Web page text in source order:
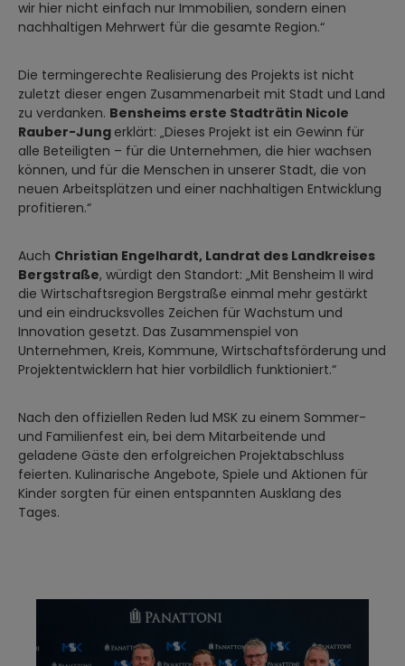
wir hier nicht einfach nur Immobilien, sondern einen
nachhaltigen Mehrwert für die gesamte Region.“
Die termingerechte Realisierung des Projekts ist nicht
zuletzt dieser engen Zusammenarbeit mit Stadt und Land
zu verdanken. Bensheims erste Stadträtin Nicole
Rauber-Jung erklärt: „Dieses Projekt ist ein Gewinn für
alle Beteiligten – für die Unternehmen, die hier wachsen
können, und für die Menschen in unserer Stadt, die von
neuen Arbeitsplätzen und einer nachhaltigen Entwicklung
profitieren.“
Auch Christian Engelhardt, Landrat des Landkreises
Bergstraße, würdigt den Standort: „Mit Bensheim II wird
die Wirtschaftsregion Bergstraße einmal mehr gestärkt
und ein eindrucksvolles Zeichen für Wachstum und
Innovation gesetzt. Das Zusammenspiel von
Unternehmen, Kreis, Kommune, Wirtschaftsförderung und
Projektentwicklern hat hier vorbildlich funktioniert.“
Nach den offiziellen Reden lud MSK zu einem Sommer-
und Familienfest ein, bei dem Mitarbeitende und
geladene Gäste den erfolgreichen Projektabschluss
feierten. Kulinarische Angebote, Spiele und Aktionen für
Kinder sorgten für einen entspannten Ausklang des
Tages.